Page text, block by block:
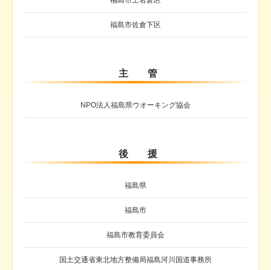
福島市佐倉下区
主 管
NPO法人福島県ウオーキング協会
後 援
福島県
福島市
福島市教育委員会
国土交通省東北地方整備局福島河川国道事務所